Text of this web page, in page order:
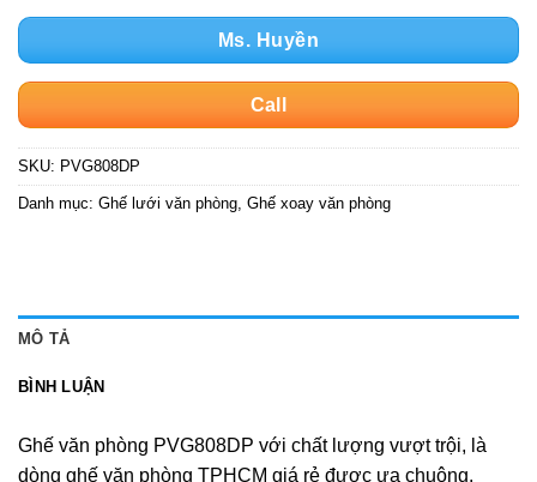
Ms. Huyền
Call
SKU: PVG808DP
Danh mục: Ghế lưới văn phòng Ghế xoay văn phòng
MÔ TẢ
BÌNH LUẬN
Ghế văn phòng PVG808DP với chất lượng vượt trội, là
dòng ghế văn phòng TPHCM giá rẻ được ưa chuộng.